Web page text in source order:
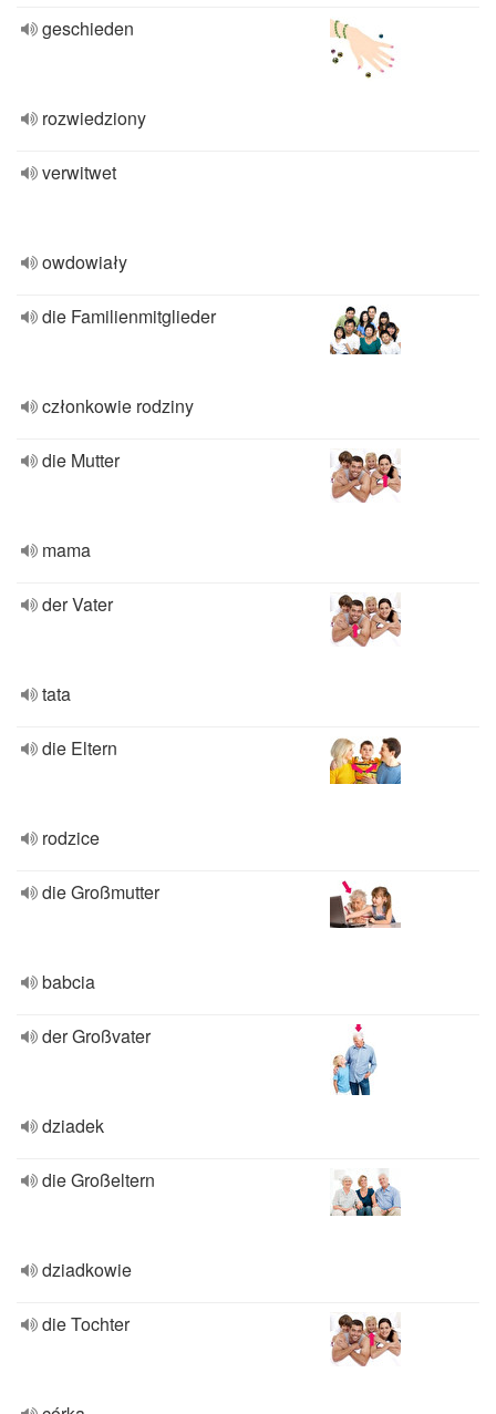
geschieden
rozwiedziony
verwitwet
owdowiały
die Familienmitglieder
członkowie rodziny
die Mutter
mama
der Vater
tata
die Eltern
rodzice
die Großmutter
babcia
der Großvater
dziadek
die Großeltern
dziadkowie
die Tochter